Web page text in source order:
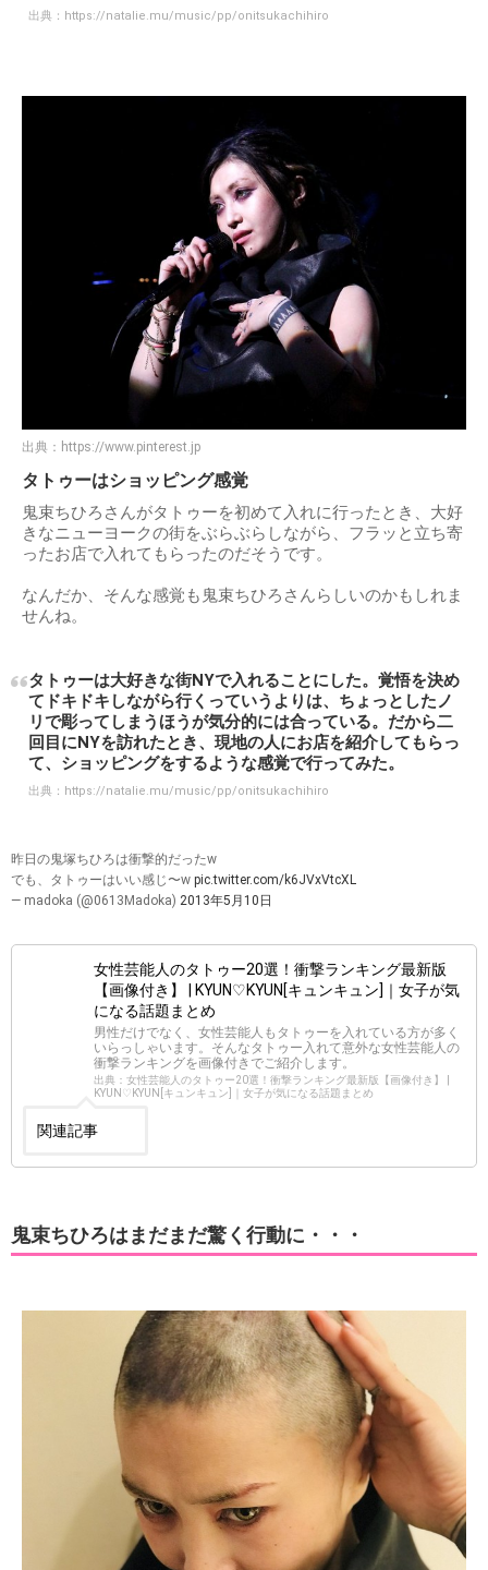
出典： https://natalie.mu/music/pp/onitsukachihiro
出典： https://www.pinterest.jp
タトゥーはショッピング感覚
鬼束ちひろさんがタトゥーを初めて入れに行ったとき、大好
きなニューヨークの街をぶらぶらしながら、フラッと立ち寄
ったお店で入れてもらったのだそうです。
なんだか、そんな感覚も鬼束ちひろさんらしいのかもしれま
せんね。
タトゥーは大好きな街NYで入れることにした。覚悟を決め
てドキドキしながら行くっていうよりは、ちょっとしたノ
リで彫ってしまうほうが気分的には合っている。だから二
回目にNYを訪れたとき、現地の人にお店を紹介してもらっ
て、ショッピングをするような感覚で行ってみた。
出典： https://natalie.mu/music/pp/onitsukachihiro
昨日の鬼塚ちひろは衝撃的だったw
でも、タトゥーはいい感じ〜w pic.twitter.com/k6JVxVtcXL
— madoka (@0613Madoka) 2013年5月10日
女性芸能人のタトゥー20選！衝撃ランキング最新版
【画像付き】 | KYUN♡KYUN[キュンキュン]｜女子が気
になる話題まとめ
男性だけでなく、女性芸能人もタトゥーを入れている方が多く
いらっしゃいます。そんなタトゥー入れて意外な女性芸能人の
衝撃ランキングを画像付きでご紹介します。
出典：女性芸能人のタトゥー20選！衝撃ランキング最新版【画像付き】 |
KYUN♡KYUN[キュンキュン]｜女子が気になる話題まとめ
関連記事
鬼束ちひろはまだまだ驚く行動に・・・